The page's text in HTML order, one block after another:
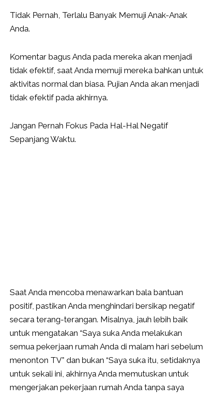
Tidak Pernah, Terlalu Banyak Memuji Anak-Anak
Anda.
Komentar bagus Anda pada mereka akan menjadi
tidak efektif, saat Anda memuji mereka bahkan untuk
aktivitas normal dan biasa. Pujian Anda akan menjadi
tidak efektif pada akhirnya.
Jangan Pernah Fokus Pada Hal-Hal Negatif
Sepanjang Waktu.
Saat Anda mencoba menawarkan bala bantuan
positif, pastikan Anda menghindari bersikap negatif
secara terang-terangan. Misalnya, jauh lebih baik
untuk mengatakan “Saya suka Anda melakukan
semua pekerjaan rumah Anda di malam hari sebelum
menonton TV” dan bukan “Saya suka itu, setidaknya
untuk sekali ini, akhirnya Anda memutuskan untuk
mengerjakan pekerjaan rumah Anda tanpa saya